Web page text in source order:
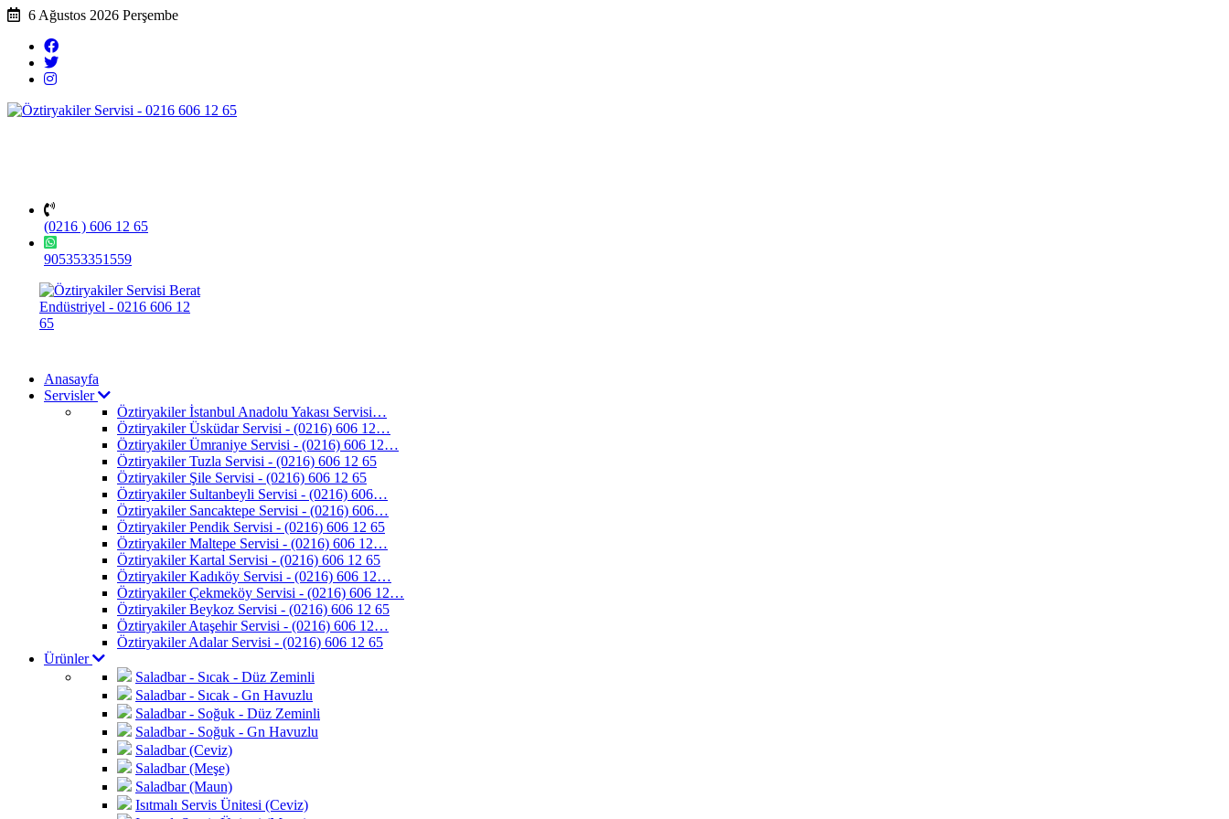
6 Ağustos 2026 Perşembe
(0216 ) 606 12 65
905353351559
Anasayfa
Servisler
Öztiryakiler İstanbul Anadolu Yakası Servisi…
Öztiryakiler Üsküdar Servisi - (0216) 606 12…
Öztiryakiler Ümraniye Servisi - (0216) 606 12…
Öztiryakiler Tuzla Servisi - (0216) 606 12 65
Öztiryakiler Şile Servisi - (0216) 606 12 65
Öztiryakiler Sultanbeyli Servisi - (0216) 606…
Öztiryakiler Sancaktepe Servisi - (0216) 606…
Öztiryakiler Pendik Servisi - (0216) 606 12 65
Öztiryakiler Maltepe Servisi - (0216) 606 12…
Öztiryakiler Kartal Servisi - (0216) 606 12 65
Öztiryakiler Kadıköy Servisi - (0216) 606 12…
Öztiryakiler Çekmeköy Servisi - (0216) 606 12…
Öztiryakiler Beykoz Servisi - (0216) 606 12 65
Öztiryakiler Ataşehir Servisi - (0216) 606 12…
Öztiryakiler Adalar Servisi - (0216) 606 12 65
Ürünler
Saladbar - Sıcak - Düz Zeminli
Saladbar - Sıcak - Gn Havuzlu
Saladbar - Soğuk - Düz Zeminli
Saladbar - Soğuk - Gn Havuzlu
Saladbar (Ceviz)
Saladbar (Meşe)
Saladbar (Maun)
Isıtmalı Servis Ünitesi (Ceviz)